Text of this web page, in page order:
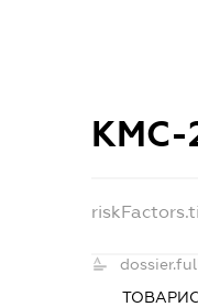
КМС-